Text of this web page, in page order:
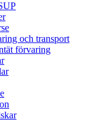
och transport
förvaring